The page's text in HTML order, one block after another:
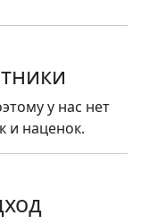
у нас нет
и наценок.